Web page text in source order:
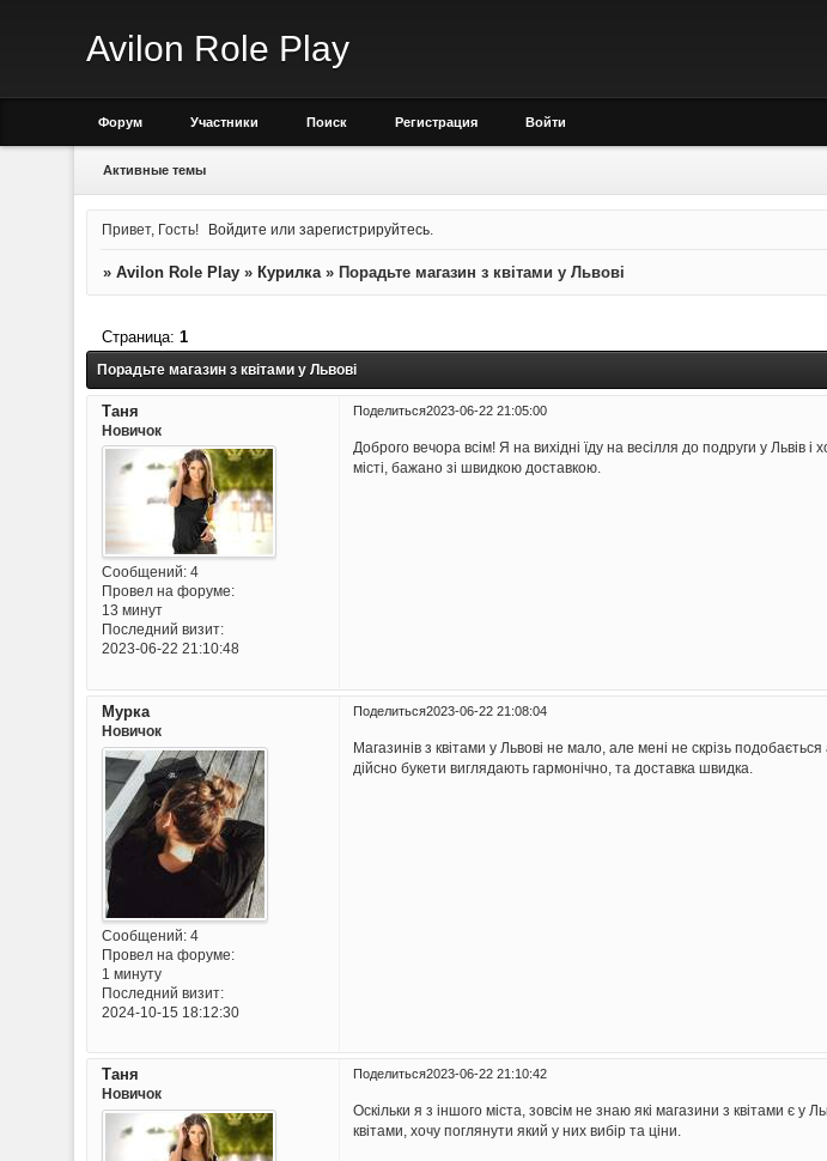
Avilon Role Play
Форум Участники Поиск Регистрация Войти
Активные темы
Привет, Гость! Войдите илизарегистрируйтесь
» Avilon Role Play » Курилка » Порадьте магазин з квітами у Львові
Порадьте магазин з квітами у Львові
Страница: 1
Поделиться2023-06-22 21:05:00
Таня
Новичок
Сообщений:4
Провел на форуме:
13 минут
Последний визит:
2023-06-22 21:10:48
Доброго вечора всім! Я на вихідні їду на весілля до подруги у Львів
місті, бажано зі швидкою доставкою.
Поделиться2023-06-22 21:08:04
Мурка
Новичок
Сообщений:4
Провел на форуме:
1 минуту
Последний визит:
2024-10-15 18:12:30
Магазинів з квітами у Львові не мало, але мені не скрізь
дійсно букети виглядають гармонічно, та доставка швидка.
Поделиться2023-06-22 21:10:42
Таня
Новичок
Оскільки я з іншого міста, зовсім не знаю які магазини з квітами є
квітами, хочу поглянути який у них вибір та ціни.